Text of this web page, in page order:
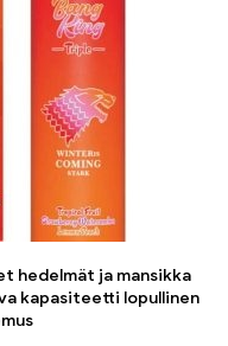
hedelmät ja mansikka
kapasiteetti lopullinen